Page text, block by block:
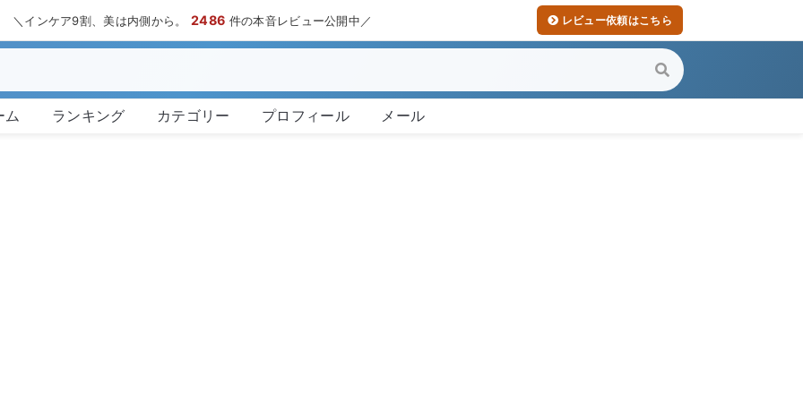
＼インケア9割、美は内側から。2486 件の本音レビュー公開中／ レビュー依頼はこちら
ム ランキング カテゴリー プロフィール メール